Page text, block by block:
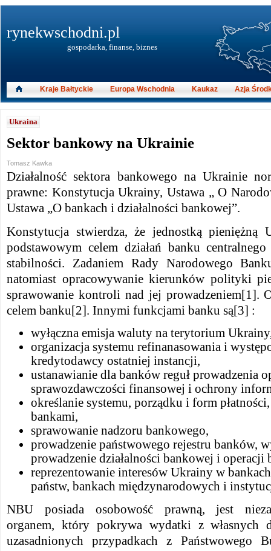
Ukraina
Sektor bankowy na Ukrainie
Tomasz Kawka
Działalność sektora bankowego na Ukrainie
prawne: Konstytucja Ukrainy, Ustawa „ O
Ustawa „O bankach i działalności bankowej”.
Konstytucja stwierdza, że jednostką pieniężną
podstawowym celem działań banku
stabilności. Zadaniem Rady Narodowego
natomiast opracowywanie kierunków polityki
sprawowanie kontroli nad jej prowadzeniem[1].
celem banku[2]. Innymi funkcjami banku są[3] :
wyłączna emisja waluty na terytorium
organizacja systemu refinanasowania i
kredytodawcy ostatniej instancji,
ustanawianie dla banków reguł prowadzenia
sprawozdawczości finansowej i ochrony
określanie systemu, porządku i form
bankami,
sprawowanie nadzoru bankowego,
prowadzenie państwowego rejestru banków,
prowadzenie działalności bankowej i operacji
reprezentowanie interesów Ukrainy w
państw, bankach międzynarodowych i
NBU posiada osobowość prawną, jest
organem, który pokrywa wydatki z własnych
uzasadnionych przypadkach z Państwowego
rynekwschodni.pl
gospodarka, finanse, biznes
Kraje Bałtyckie Europa Wschodnia Kaukaz Azja